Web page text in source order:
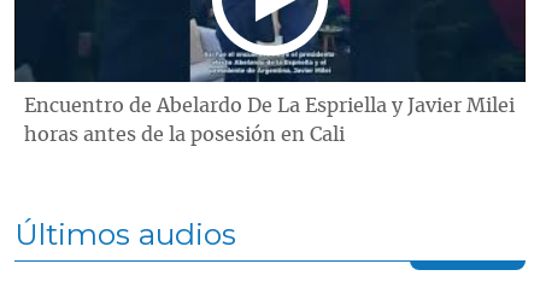
Encuentro de Abelardo De La Espriella y Javier Milei
horas antes de la posesión en Cali
Últimos audios